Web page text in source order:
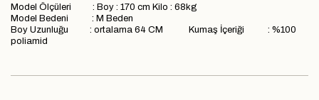
Model Ölçüleri : Boy : 170 cm Kilo : 68kg
Model Bedeni : M Beden
Boy Uzunluğu : ortalama 64 CM Kumaş İçeriği : %100
poliamid